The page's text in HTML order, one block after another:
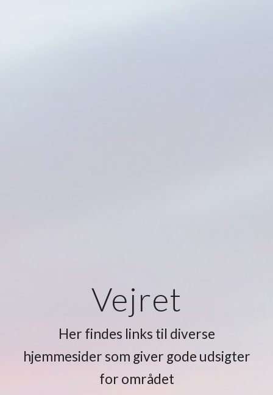
Vejret
Her findes links til diverse
hjemmesider som giver gode udsigter
for området